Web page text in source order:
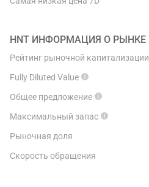
HNT ИНФОРМАЦИЯ О РЫНКЕ
Рейтинг рыночной капитализации
Fully Diluted Value
Общее предложение
Максимальный запас
Рыночная доля
Скорость обращения